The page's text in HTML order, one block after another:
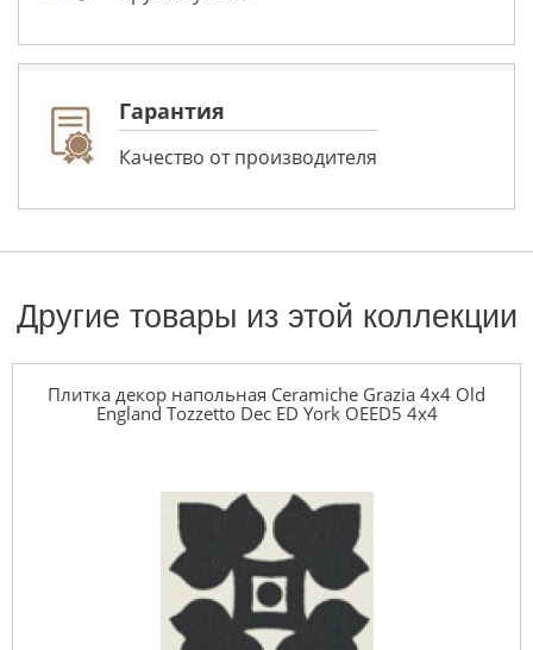
Гарантия
Качество от производителя
Другие товары из этой коллекции
Плитка декор напольная Ceramiche Grazia 4x4 Old
England Tozzetto Dec ED York OEED5 4x4